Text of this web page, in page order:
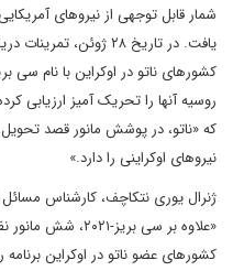
شمار قابل توجهی از نیروهای
یافت. در تاریخ ۲۸
روسیه آنها را تحریک آمیز ارزیابی
که «ناتو، در پوشش مانور قصد
نیروهای اوکراینی را دارد.»
ژنرال یوری نتکاچف، کارشناس مسائل
«علاوه بر سی
کشورهای عضو ناتو در اوکراین